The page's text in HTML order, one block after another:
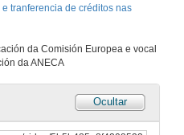
tranferencia de créditos nas
da Comisión Europea e vocal
da ANECA
Ocultar
e presentación da xornada